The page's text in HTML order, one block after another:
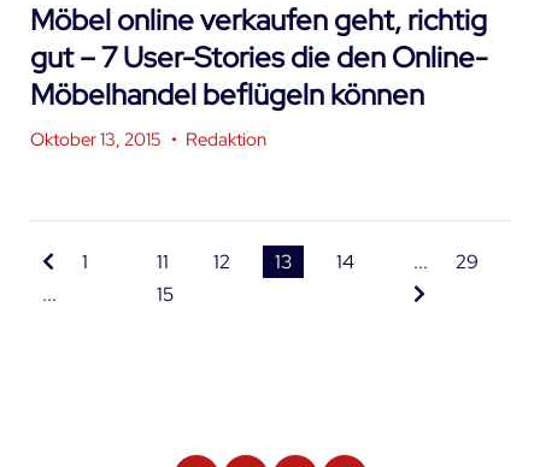
Möbel online verkaufen geht, richtig
gut – 7 User-Stories die den Online-
Möbelhandel beflügeln können
Oktober 13, 2015 • Redaktion
1
...
11 12 13
14
15
... 29